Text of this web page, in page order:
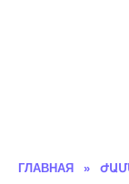
ГЛАВНАЯ »